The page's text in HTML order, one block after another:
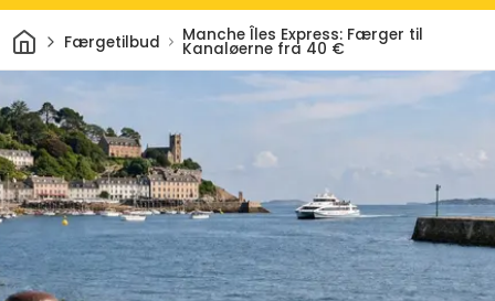
HjemFærgetilbud Manche Îles Express: Færger til
Kanaløerne fra 40 €